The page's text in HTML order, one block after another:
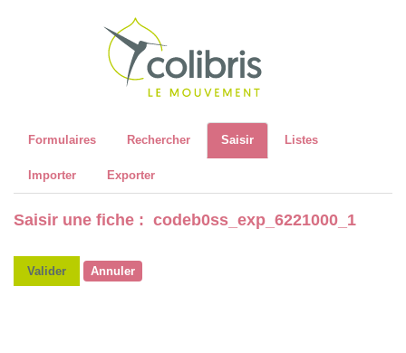
Formulaires Rechercher Saisir Listes
Importer Exporter
Saisir une fiche : codeb0ss_exp_6221000_1
Valider Annuler